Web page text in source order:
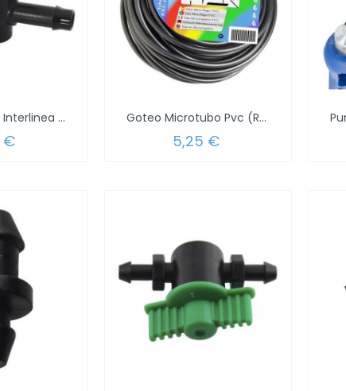
Goteo Valvula Interlinea 1/2" (Blister 1...
€
Goteo Microtubo Pvc (Rollo 15 Metros)...
5,25 €